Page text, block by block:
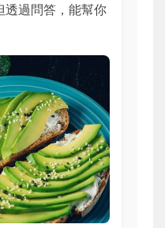
透過問答，能幫你